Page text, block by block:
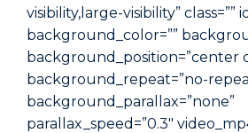
visibility,large-visibility” class=””
background_color=””
background_position=”center
background_repeat=”no-
background_parallax=”none”
parallax_speed=”0.3″